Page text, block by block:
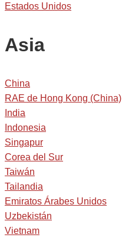
Estados Unidos
Asia
China
RAE de Hong Kong (China)
India
Indonesia
Singapur
Corea del Sur
Taiwán
Tailandia
Emiratos Árabes Unidos
Uzbekistán
Vietnam